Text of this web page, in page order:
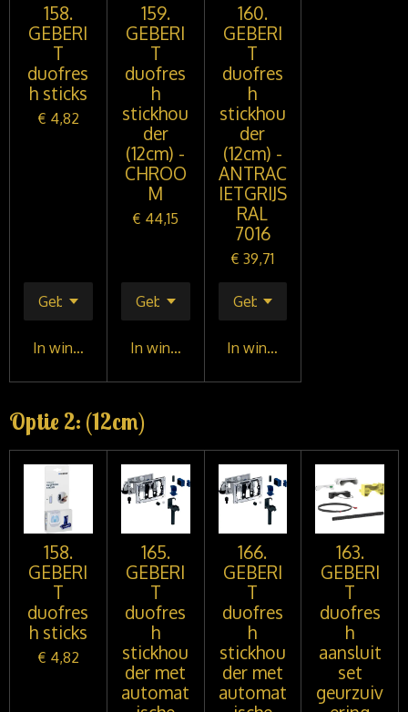
158.
GEBERI
T
duofres
h sticks
€ 4,82
In winkelwagen
159.
GEBERI
T
duofres
h
stickhou
der
(12cm) -
CHROO
M
€ 44,15
In winkelwagen
160.
GEBERI
T
duofres
h
stickhou
der
(12cm) -
ANTRAC
IETGRIJS
RAL
7016
€ 39,71
In winkelwagen
Optie 2: (12cm)
158.
GEBERI
T
duofres
h sticks
€ 4,82
165.
GEBERI
T
duofres
h
stickhou
der met
automat
166.
GEBERI
T
duofres
h
stickhou
der met
automat
163.
GEBERI
T
duofres
h
aansluit
set
geurzuiv